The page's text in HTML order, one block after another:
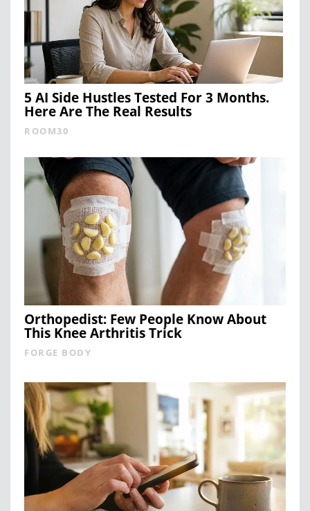
5 AI Side Hustles Tested For 3 Months.
Here Are The Real Results
ROOM30
Orthopedist: Few People Know About
This Knee Arthritis Trick
FORGE BODY